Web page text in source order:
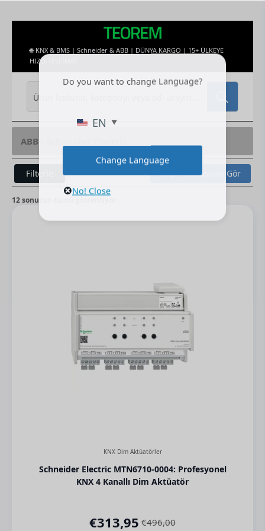
Filterle Ürün Tablosunu Gör
12 sonucun tümü gösteriliyor
KNX Dim Aktüatörler
Schneider Electric MTN6710-0004: Profesyonel
KNX 4 Kanallı Dim Aktüatör
€496,00
€313,95
ABB - Schneider Electric
🌐 KNX & BMS | Schneider & ABB | DÜNYA KARGO | 15+ ÜLKEYE
HIZLI TESLİMAT
Do you want to change Language?
EN
Change Language
No! Close